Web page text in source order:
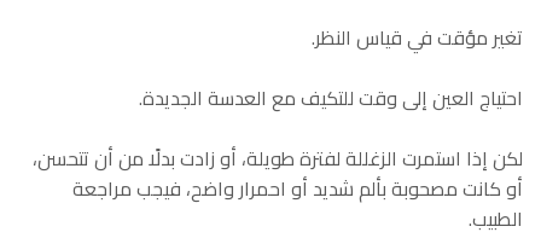
تغير مؤقت في قياس النظر.
احتياج العين إلى وقت للتكيف مع العدسة الجديدة.
لكن إذا استمرت الزغللة لفترة طويلة، أو زادت بدلًا من أن تتحسن،
أو كانت مصحوبة بألم شديد أو احمرار واضح، فيجب مراجعة
الطبيب.